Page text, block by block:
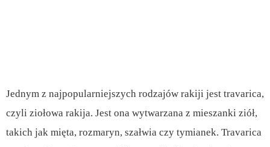
Jednym z najpopularniejszych rodzajów rakiji jest travarica,
czyli ziołowa rakija. Jest ona wytwarzana z mieszanki ziół,
takich jak mięta, rozmaryn, szałwia czy tymianek. Travarica